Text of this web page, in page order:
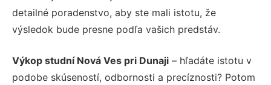
detailné poradenstvo, aby ste mali istotu, že
výsledok bude presne podľa vašich predstáv.
Výkop studní Nová Ves pri Dunaji – hľadáte istotu v
podobe skúseností, odbornosti a precíznosti? Potom